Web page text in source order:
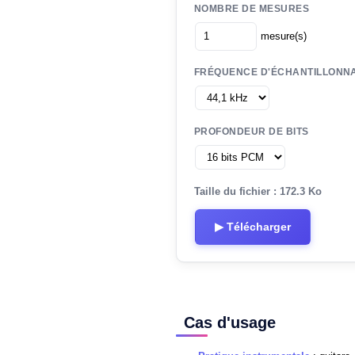
NOMBRE DE MESURES
mesure(s)
FRÉQUENCE
PROFONDEUR DE BITS
Taille du fichier : 172.3 Ko
▶ Télécharger
Cas d'usage